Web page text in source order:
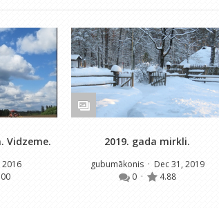
Vidzeme.
2016
2019. gada mirkli.
gubumākonis · Dec 31, 2019
0 · 4.88